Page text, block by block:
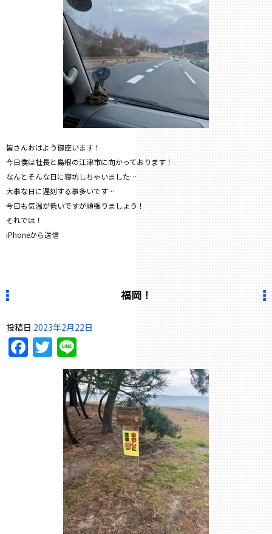
皆さんおはよう御座います！
今日僕は社長と島根の江津市に向かっております！
なんとそんな日に寝坊しちゃいました…
大事な日に遅刻する事多いです…
今日も気温が低いですが頑張りましょう！
それでは！
iPhoneから送信
福岡！
投稿日 2023年2月22日
Facebook
Twitter